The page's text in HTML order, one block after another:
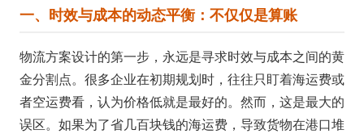
一、时效与成本的动态平衡：不仅仅是算账
物流方案设计的第一步，永远是寻求时效与成本之间的黄
金分割点。很多企业在初期规划时，往往只盯着海运费或
者空运费看，认为价格低就是最好的。然而，这是最大的
误区。如果为了省几百块钱的海运费，导致货物在港口堆